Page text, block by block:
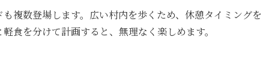
複数登場します。広い村内を歩くため、休憩タイミングを
食を分けて計画すると、無理なく楽しめます。